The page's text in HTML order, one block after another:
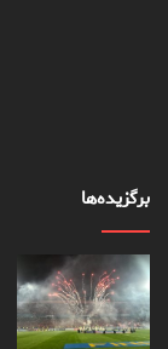
برگزیده‌ها